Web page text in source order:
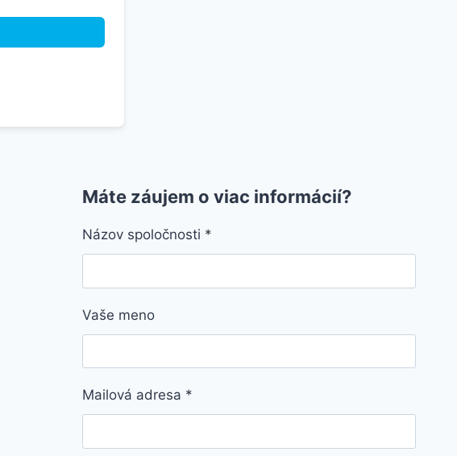
Máte záujem o viac informácií?
Názov spoločnosti *
Vaše meno
Mailová adresa *